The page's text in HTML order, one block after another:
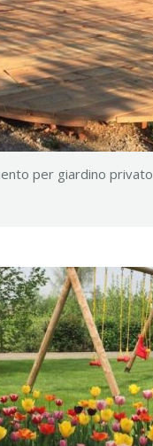
per giardino privato